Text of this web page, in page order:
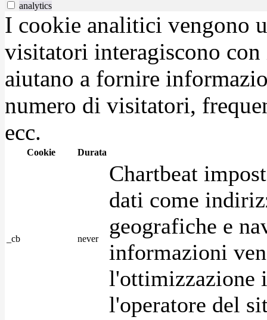
analytics
I cookie analitici vengono
visitatori interagiscono
aiutano a fornire
numero di visitatori,
ecc.
Cookie Durata
_cb never
Chartbeat
dati come
geografiche e
informazioni
l'ottimizzazione
l'operatore del